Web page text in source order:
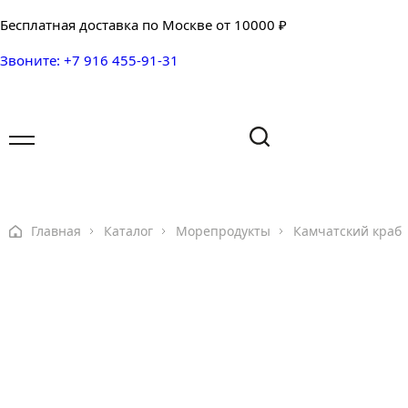
Бесплатная доставка по Москве от 10000 ₽
Звоните: +7 916 455-91-31
Главная Каталог Морепродукты Камчатский краб
Ваш вопрос